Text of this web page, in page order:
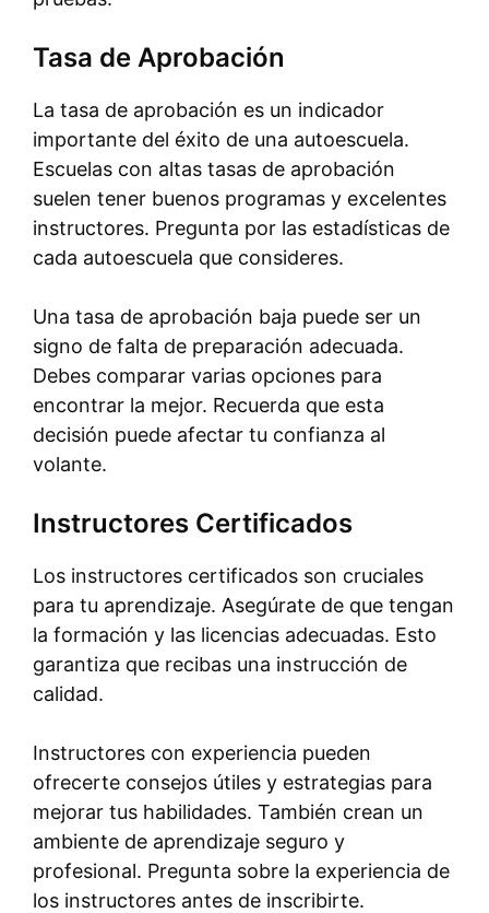
Tasa de Aprobación
La tasa de aprobación es un indicador
importante del éxito de una autoescuela.
Escuelas con altas tasas de aprobación
suelen tener buenos programas y excelentes
instructores. Pregunta por las estadísticas de
cada autoescuela que consideres.
Una tasa de aprobación baja puede ser un
signo de falta de preparación adecuada.
Debes comparar varias opciones para
encontrar la mejor. Recuerda que esta
decisión puede afectar tu confianza al
volante.
Instructores Certificados
Los instructores certificados son cruciales
para tu aprendizaje. Asegúrate de que tengan
la formación y las licencias adecuadas. Esto
garantiza que recibas una instrucción de
calidad.
Instructores con experiencia pueden
ofrecerte consejos útiles y estrategias para
mejorar tus habilidades. También crean un
ambiente de aprendizaje seguro y
profesional. Pregunta sobre la experiencia de
los instructores antes de inscribirte.